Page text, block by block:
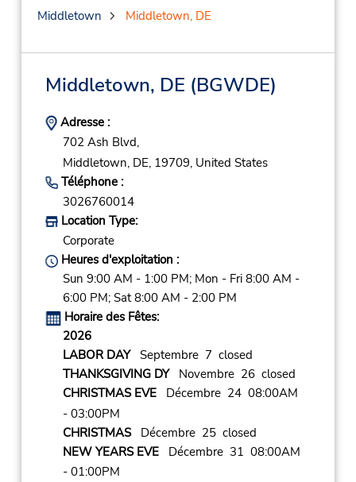
Middletown
Middletown, DE
Middletown, DE (BGWDE)
Adresse :
702 Ash Blvd,
Middletown, DE, 19709, United States
Téléphone :
3026760014
Location Type:
Corporate
Heures d'exploitation :
Sun 9:00 AM - 1:00 PM; Mon - Fri 8:00 AM -
6:00 PM; Sat 8:00 AM - 2:00 PM
Horaire des Fêtes:
2026
LABOR DAYSeptembre 7 closed
THANKSGIVING DYNovembre 26 closed
CHRISTMAS EVEDécembre 24 08:00AM
- 03:00PM
CHRISTMASDécembre 25 closed
NEW YEARS EVEDécembre 31 08:00AM
- 01:00PM